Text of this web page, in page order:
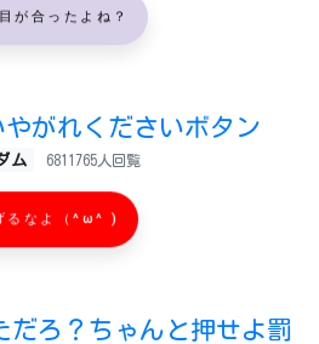
が合ったよね？
やがれくださいボタン
ム 6811765人回覧
るなよ（^ω^ )
だろ？ちゃんと押せよ罰